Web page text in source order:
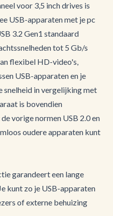
voor 3,5 inch drives is
USB-apparaten met je pc
3.2 Gen1 standaard
tot 5 Gb/s
flexibel HD-video's,
USB-apparaten en je
snelheid in vergelijking met
is bovendien
vorige normen USB 2.0 en
oudere apparaten kunt
garandeert een lange
kunt zo je USB-apparaten
of externe behuizing